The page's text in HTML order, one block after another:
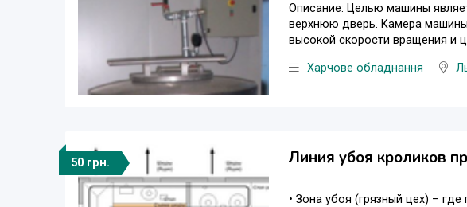
Описание: Целью машины
верхнюю дверь. Камера машины
высокой скорости вращения и
Харчове обладнання
50 грн. Линия убоя кроликов
• Зона убоя (грязный цех) –